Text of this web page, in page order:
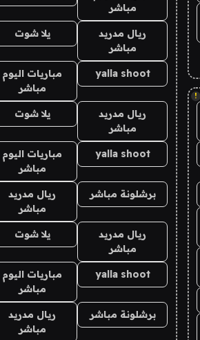
!
مباشر
ريال مدريد
مباشر
يلا شوت
yalla shoot
مباريات اليوم
مباشر
ريال مدريد
مباشر
يلا شوت
yalla shoot
مباريات اليوم
مباشر
برشلونة مباشر
ريال مدريد
مباشر
ريال مدريد
مباشر
يلا شوت
yalla shoot
مباريات اليوم
مباشر
برشلونة مباشر
ريال مدريد
مباشر